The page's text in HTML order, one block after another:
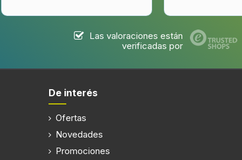
Acero inoxidable Apertura de la
Las valoraciones están
verificadas por
De interés
Ofertas
Novedades
Promociones